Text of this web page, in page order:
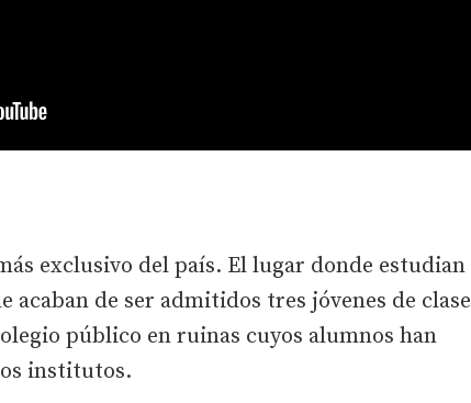
exclusivo del país. El lugar donde estudian
acaban de ser admitidos tres jóvenes de clase
público en ruinas cuyos alumnos han
institutos.